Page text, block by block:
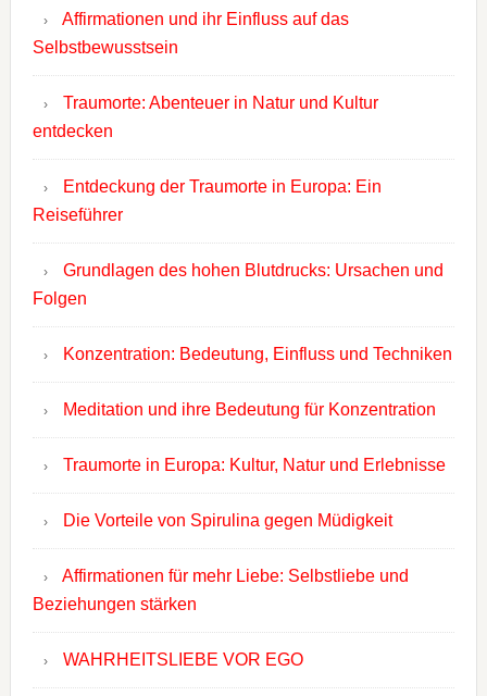
Affirmationen und ihr Einfluss auf das
Selbstbewusstsein
Traumorte: Abenteuer in Natur und Kultur
entdecken
Entdeckung der Traumorte in Europa: Ein
Reiseführer
Grundlagen des hohen Blutdrucks: Ursachen und
Folgen
Konzentration: Bedeutung, Einfluss und Techniken
Meditation und ihre Bedeutung für Konzentration
Traumorte in Europa: Kultur, Natur und Erlebnisse
Die Vorteile von Spirulina gegen Müdigkeit
Affirmationen für mehr Liebe: Selbstliebe und
Beziehungen stärken
WAHRHEITSLIEBE VOR EGO